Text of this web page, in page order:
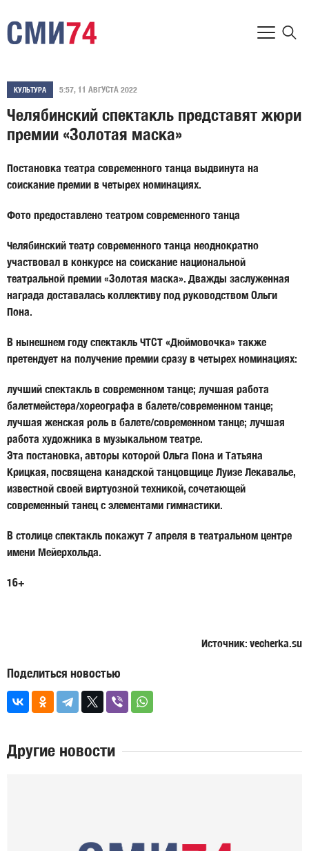
КУЛЬТУРА 5:57, 11 АВГУСТА 2022
Челябинский спектакль представят жюри
премии «Золотая маска»
Постановка театра современного танца выдвинута на
соискание премии в четырех номинациях.
Фото предоставлено театром современного танца
Челябинский театр современного танца неоднократно
участвовал в конкурсе на соискание национальной
театральной премии «Золотая маска». Дважды заслуженная
награда доставалась коллективу под руководством Ольги
Пона.
В нынешнем году спектакль ЧТСТ «Дюймовочка» также
претендует на получение премии сразу в четырех номинациях:
лучший спектакль в современном танце; лучшая работа
балетмейстера/хореографа в балете/современном танце;
лучшая женская роль в балете/современном танце; лучшая
работа художника в музыкальном театре.
Эта постановка, авторы которой Ольга Пона и Татьяна
Крицкая, посвящена канадской танцовщице Луизе Лекавалье,
известной своей виртуозной техникой, сочетающей
современный танец с элементами гимнастики.
В столице спектакль покажут 7 апреля в театральном центре
имени Мейерхольда.
16+
Источник: vecherka.su
Поделиться новостью
Другие новости